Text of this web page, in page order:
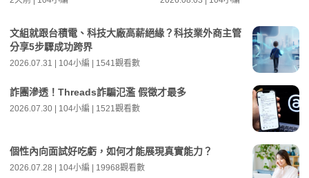
文組就跟台積電、科技大廠高薪絕緣？科技業外商主管
分享5步驟成功跨界
2026.07.31 | 104小編 | 1541觀看數
詐團滲透！Threads詐騙氾濫 假徵才最多
2026.07.30 | 104小編 | 1521觀看數
個性內向面試好吃虧，如何才能展現真實能力？
2026.07.28 | 104小編 | 19968觀看數